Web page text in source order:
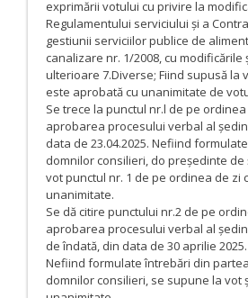
exprimării votului cu privire la
Regulamentului serviciului și a
gestiunii serviciilor publice de
canalizare nr. 1/2008, cu modificările
ulterioare 7.Diverse; Fiind supusă la
este aprobată cu unanimitate de
Se trece la punctul nr.l de pe
aprobarea procesului verbal al
data de 23.04.2025. Nefiind
domnilor consilieri, do președinte
vot punctul nr. 1 de pe ordinea de zi
unanimitate.
Se dă citire punctului nr.2 de pe
aprobarea procesului verbal al
de îndată, din data de 30 aprilie 2025.
Nefiind formulate întrebări din
domnilor consilieri, se supune la vot